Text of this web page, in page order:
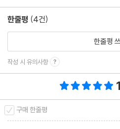
한줄평 (4건)
한줄평
작성 시 유의사항
구매 한줄평